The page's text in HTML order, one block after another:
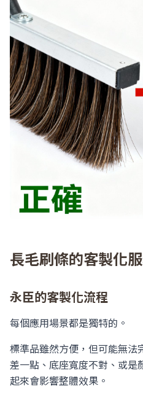
長毛刷條的客製化
永臣的客製化流程
每個應用場景都是獨特的。
標準品雖然方便，但可能無法
差一點、底座寬度不對、或是
起來會影響整體效果。